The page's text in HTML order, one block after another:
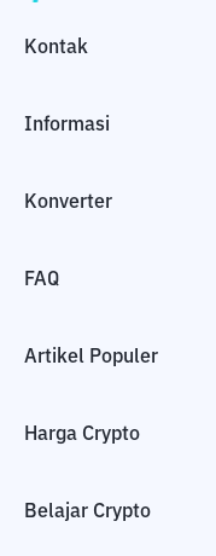
Kontak
Informasi
Konverter
FAQ
Artikel Populer
Harga Crypto
Belajar Crypto